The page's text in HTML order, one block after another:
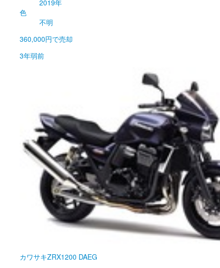
2019年
色
不明
360,000円で売却
3年弱前
カワサキZRX1200 DAEG